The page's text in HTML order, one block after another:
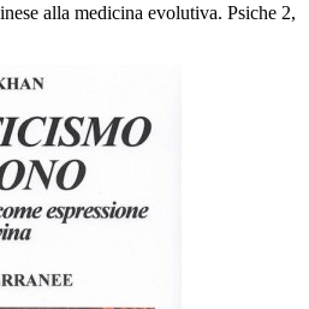
alla medicina evolutiva. Psiche 2,